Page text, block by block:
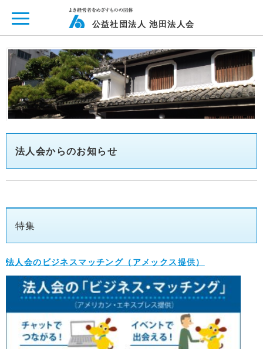
公益社団法人 池田法人会
法人会からのお知らせ
特集
法人会のビジネスマッチング（アメックス提供）